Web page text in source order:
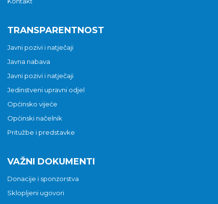
TRANSPARENTNOST
Javni pozivi i natječaji
Javna nabava
Javni pozivi i natječaji
Jedinstveni upravni odjel
Općinsko vijeće
Općinski načelnik
Pritužbe i predstavke
VAŽNI DOKUMENTI
Donacije i sponzorstva
Sklopljeni ugovori